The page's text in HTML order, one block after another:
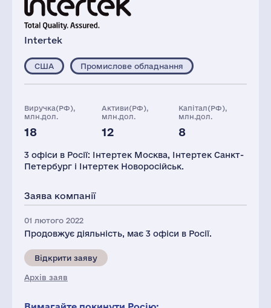
Intertek
США Промислове обладнання
Виручка(РФ),
млн.дол.
18
Активи(РФ),
млн.дол.
12
Капітал(РФ),
млн.дол.
8
млн.дол.
3417 3
2021
962
7
3 офіси в Росії: Інтертек Москва, Інтертек Санкт-
Петербург і Інтертек Новоросійськ.
Заява компанії
01 лютого 2022
Продовжує діяльність, має 3 офіси в Росії.
Відкрити заяву
Архів заяв